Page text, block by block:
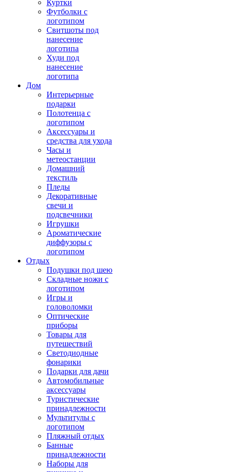
Куртки
Футболки с
логотипом
Свитшоты под
нанесение
логотипа
Худи под
нанесение
логотипа
Дом
Интерьерные
подарки
Полотенца с
логотипом
Аксессуары и
средства для ухода
Часы и
метеостанции
Домашний
текстиль
Пледы
Декоративные
свечи и
подсвечники
Игрушки
Ароматические
диффузоры с
логотипом
Отдых
Подушки под шею
Складные ножи с
логотипом
Игры и
головоломки
Оптические
приборы
Товары для
путешествий
Светодиодные
фонарики
Подарки для дачи
Автомобильные
аксессуары
Туристические
принадлежности
Мультитулы с
логотипом
Пляжный отдых
Банные
принадлежности
Наборы для